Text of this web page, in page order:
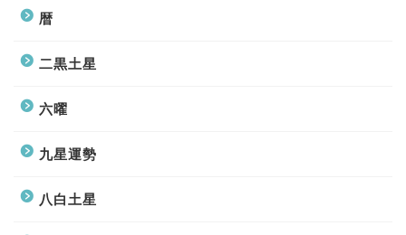
暦
二黒土星
六曜
九星運勢
八白土星